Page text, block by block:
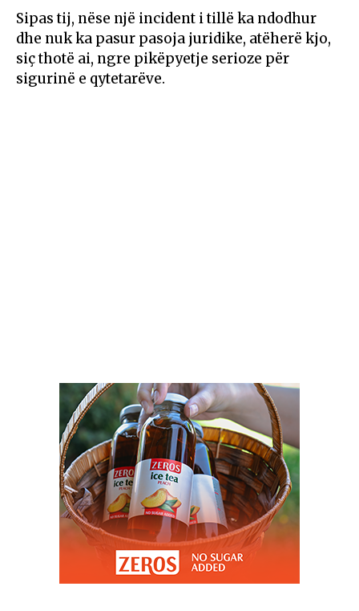
Sipas tij, nëse një incident i tillë ka ndodhur
dhe nuk ka pasur pasoja juridike, atëherë kjo,
siç thotë ai, ngre pikëpyetje serioze për
sigurinë e qytetarëve.